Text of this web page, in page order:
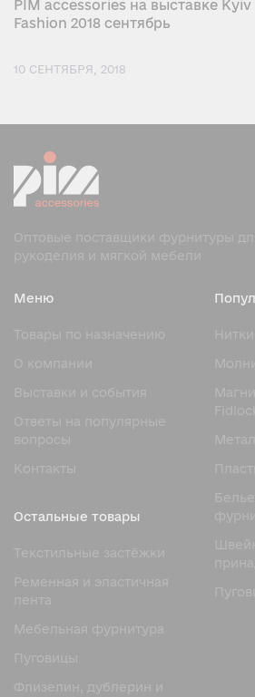
PIM accessories на выставке Kyiv
Fashion 2018 сентябрь
10 СЕНТЯБРЯ, 2018
Оптовые поставщики фурнитуры
рукоделия и мягкой мебели
Меню
Товары по назначению
О компании
Выставки и события
Ответы на популярные
вопросы
Контакты
Fidlock
Остальные товары
Текстильные застёжки
Ременная и эластичная
лента
Мебельная фурнитура
Пуговицы
Флизелин, дублерин и